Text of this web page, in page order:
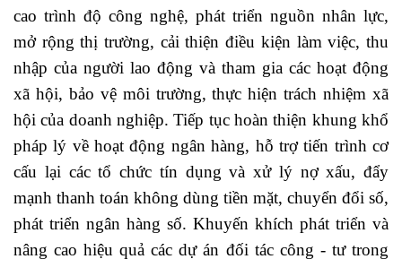
cao trình độ công nghệ, phát triển nguồn nhân lực,
mở rộng thị trường, cải thiện điều kiện làm việc, thu
nhập của người lao động và tham gia các hoạt động
xã hội, bảo vệ môi trường, thực hiện trách nhiệm xã
hội của doanh nghiệp. Tiếp tục hoàn thiện khung khổ
pháp lý về hoạt động ngân hàng, hỗ trợ tiến trình cơ
cấu lại các tổ chức tín dụng và xử lý nợ xấu, đẩy
mạnh thanh toán không dùng tiền mặt, chuyển đổi số,
phát triển ngân hàng số. Khuyến khích phát triển và
nâng cao hiệu quả các dự án đối tác công - tư trong